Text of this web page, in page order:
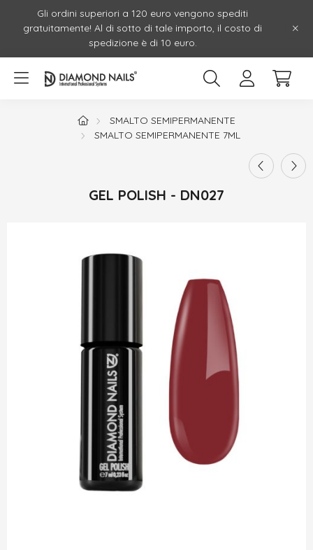
Gli ordini superiori a 120 euro vengono spediti
gratuitamente! Al di sotto di tale importo, il costo di
spedizione è di 10 euro.
SMALTO SEMIPERMANENTE
SMALTO SEMIPERMANENTE 7ML
GEL POLISH - DN027